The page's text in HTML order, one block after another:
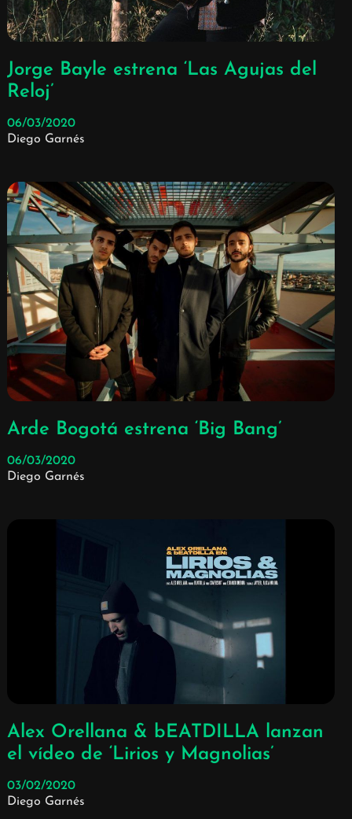
Jorge Bayle estrena ‘Las Agujas del
Reloj’
06/03/2020
Diego Garnés
Arde Bogotá estrena ‘Big Bang’
06/03/2020
Diego Garnés
Alex Orellana & bEATDILLA lanzan
el vídeo de ‘Lirios y Magnolias’
03/02/2020
Diego Garnés